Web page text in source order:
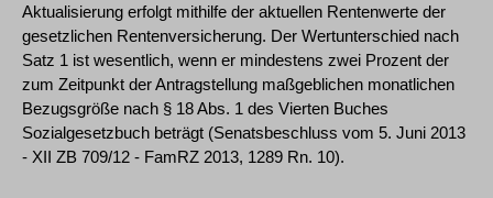
Aktualisierung erfolgt mithilfe der aktuellen Rentenwerte der
gesetzlichen Rentenversicherung. Der Wertunterschied nach
Satz 1 ist wesentlich, wenn er mindestens zwei Prozent der
zum Zeitpunkt der Antragstellung maßgeblichen monatlichen
Bezugsgröße nach § 18 Abs. 1 des Vierten Buches
Sozialgesetzbuch beträgt (Senatsbeschluss vom 5. Juni 2013
- XII ZB 709/12 - FamRZ 2013, 1289 Rn. 10).